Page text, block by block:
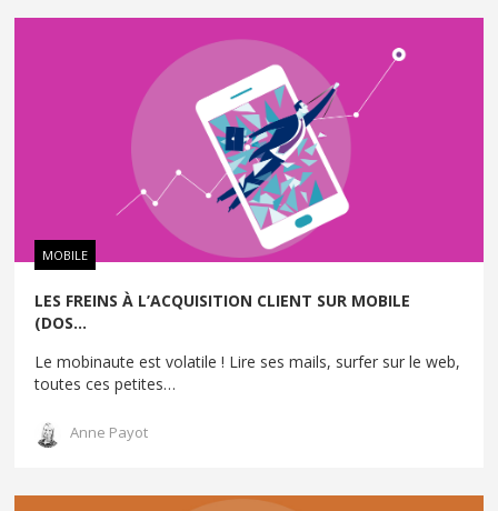
MOBILE
LES FREINS À L’ACQUISITION CLIENT SUR MOBILE
(DOS...
Le mobinaute est volatile ! Lire ses mails, surfer sur le web,
toutes ces petites…
Anne Payot